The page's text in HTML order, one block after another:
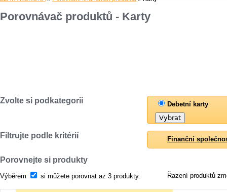
Porovnávač produktů - Karty
Zvolte si podkategorii Debetní karty
Filtrujte podle kritérií Finanční
Porovnejte si produkty
Řazení produktů
Výběrem si můžete porovnat az 3 produkty.